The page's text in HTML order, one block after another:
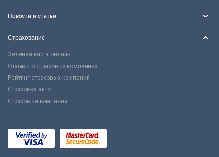
Новости и статьи
Страхование
Зеленая карта онлайн
Отзывы о страховых компаниях
Рейтинг страховых компаний
Страховка авто
Страховые компании